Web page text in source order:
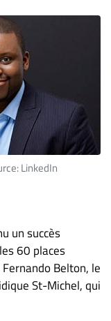
LinkedIn
un succès
60 places
Belton, le
St-Michel, qui